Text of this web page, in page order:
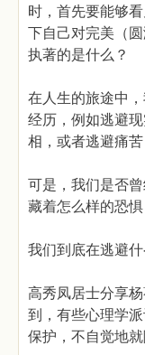
时，首先要能够
下自己对完美（
执著的是什么？
在人生的旅途中
经历，例如逃避
相，或者逃避痛
可是，我们是否
藏着怎么样的恐
我们到底在逃避什
高秀凤居士分享
到，有些心理学
保护，不自觉地就